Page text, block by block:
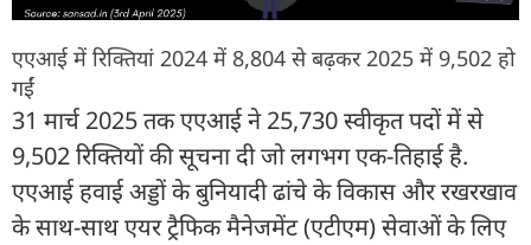
एएआई में रिक्तियां 2024 में 8,804 से बढ़कर 2025 में 9,502 हो
गईं
31 मार्च 2025 तक एएआई ने 25,730 स्वीकृत पदों में से
9,502 रिक्तियों की सूचना दी जो लगभग एक-तिहाई है.
एएआई हवाई अड्डों के बुनियादी ढांचे के विकास और रखरखाव
के साथ-साथ एयर ट्रैफिक मैनेजमेंट (एटीएम) सेवाओं के लिए